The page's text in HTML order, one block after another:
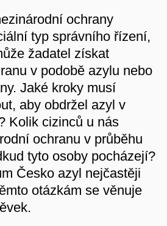
ochrany
typ správního řízení,
žadatel získat
v podobě azylu nebo
Jaké kroky musí
aby obdržel azyl v
Kolik cizinců u nás
ochranu v průběhu
tyto osoby pocházejí?
Česko azyl nejčastěji
otázkám se věnuje